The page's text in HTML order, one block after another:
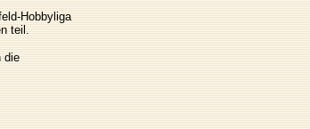
Hobbyliga
teil.
die